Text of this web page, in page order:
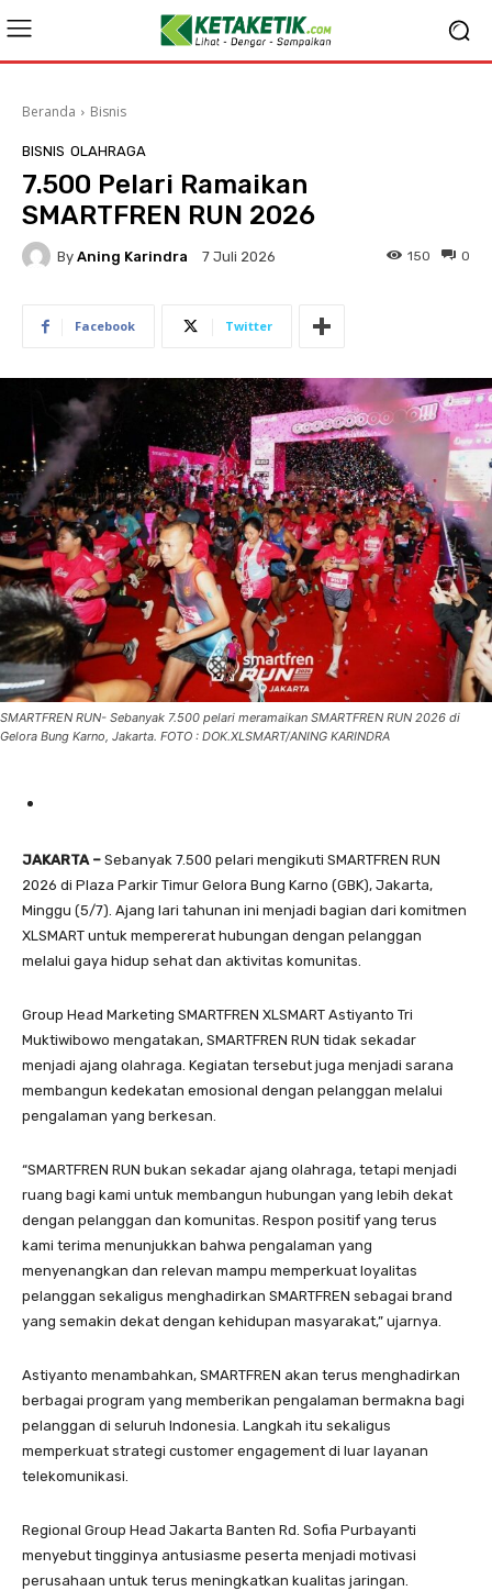
Beranda Bisnis
BISNIS OLAHRAGA
7.500 Pelari Ramaikan
SMARTFREN RUN 2026
By Aning Karindra 7 Juli 2026 0
150
Facebook Twitter
SMARTFREN RUN- Sebanyak 7.500 pelari meramaikan SMARTFREN RUN 2026 di
Gelora Bung Karno, Jakarta. FOTO : DOK.XLSMART/ANING KARINDRA
JAKARTA – Sebanyak 7.500 pelari mengikuti SMARTFREN RUN
2026 di Plaza Parkir Timur Gelora Bung Karno (GBK), Jakarta,
Minggu (5/7). Ajang lari tahunan ini menjadi bagian dari komitmen
XLSMART untuk mempererat hubungan dengan pelanggan
melalui gaya hidup sehat dan aktivitas komunitas.
Group Head Marketing SMARTFREN XLSMART Astiyanto Tri
Muktiwibowo mengatakan, SMARTFREN RUN tidak sekadar
menjadi ajang olahraga. Kegiatan tersebut juga menjadi sarana
membangun kedekatan emosional dengan pelanggan melalui
pengalaman yang berkesan.
“SMARTFREN RUN bukan sekadar ajang olahraga, tetapi menjadi
ruang bagi kami untuk membangun hubungan yang lebih dekat
dengan pelanggan dan komunitas. Respon positif yang terus
kami terima menunjukkan bahwa pengalaman yang
menyenangkan dan relevan mampu memperkuat loyalitas
pelanggan sekaligus menghadirkan SMARTFREN sebagai brand
yang semakin dekat dengan kehidupan masyarakat,” ujarnya.
Astiyanto menambahkan, SMARTFREN akan terus menghadirkan
berbagai program yang memberikan pengalaman bermakna bagi
pelanggan di seluruh Indonesia. Langkah itu sekaligus
memperkuat strategi customer engagement di luar layanan
telekomunikasi.
Regional Group Head Jakarta Banten Rd. Sofia Purbayanti
menyebut tingginya antusiasme peserta menjadi motivasi
perusahaan untuk terus meningkatkan kualitas jaringan.